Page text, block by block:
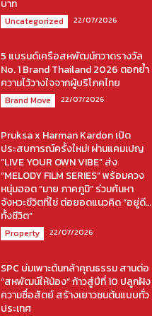
บาท
Uncategorized 22/07/2026
5 แบรนด์เครือสหพัฒน์กวาดรางวัล
No. 1 Brand Thailand 2026 ตอกย้ำ
ความไว้วางใจจากผู้บริโภคไทย
Brand Move 22/07/2026
Pruksa x Harman Kardon เปิด
ประสบการณ์ครั้งใหม่! ผ่านแคมเปญ
“LIVE YOUR OWN VIBE” ส่ง
“MELODY FILM SERIES” พร้อมควง
หนุ่มฮอต “มาย ภาคภูมิ” ร่วมค้นหา
จังหวะชีวิตที่ใช่ ต่อยอดแนวคิด “อยู่ดี…
ทั้งชีวิต”
Property 22/07/2026
SPC บ่มเพาะต้นกล้าคุณธรรม สานต่อ
“สหพัฒน์ให้น้อง” ก้าวสู่ปีที่ 10 ปลูกฝัง
ความซื่อสัตย์ สร้างเยาวชนต้นแบบทั่ว
ประเทศ